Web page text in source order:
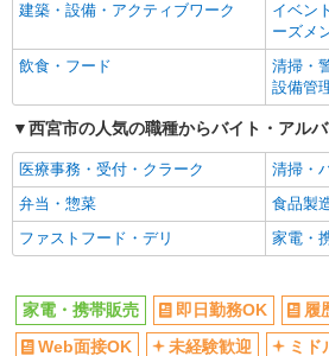
昇給あり
日払い
週払い
10時～
ネイル
ピアスOK
車通勤
バイク通勤OK
交通費
社会保険あり
入社祝
各種手当（家族・役職・インセン
ティブなど）あり
制服貸
同じ職種から求人を探す
建築・設備・アクティブワーク
イベン
ーズメ
飲食・フード
清掃・
設備管
西宮市の人気の職種からバイト・アル
医療事務・受付・クラーク
清掃・
弁当・惣菜
食品製
ファストフード・デリ
家電・
家電・携帯販売 即日勤務OK
履
Web面接OK
未経験歓迎
ミド